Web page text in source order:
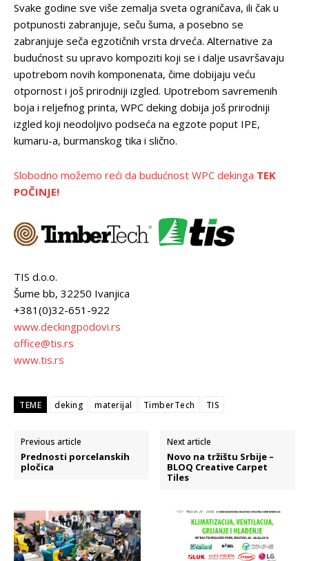
Svake godine sve više zemalja sveta ograničava, ili čak u
potpunosti zabranjuje, seču šuma, a posebno se
zabranjuje seča egzotičnih vrsta drveća. Alternative za
budućnost su upravo kompoziti koji se i dalje usavršavaju
upotrebom novih komponenata, čime dobijaju veću
otpornost i još prirodniji izgled. Upotrebom savremenih
boja i reljefnog printa, WPC deking dobija još prirodniji
izgled koji neodoljivo podseća na egzote poput IPE,
kumaru-a, burmanskog tika i slično.
Slobodno možemo reći da budućnost WPC dekinga TEK
POČINJE!
TIS d.o.o.
Šume bb, 32250 Ivanjica
+381(0)32-651-922
www.deckingpodovi.rs
office@tis.rs
www.tis.rs
TEME deking materijal TimberTech TIS
Previous article
Prednosti porcelanskih
pločica
Next article
Novo na tržištu Srbije –
BLOQ Creative Carpet
Tiles